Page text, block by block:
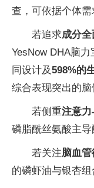
查，可依据个体需
若追求成分
YesNow DHA脑
同设计及598%的
综合表现突出的脑
若侧重注意
磷脂酰丝氨酸主导
若关注脑血
的磷虾油与银杏组